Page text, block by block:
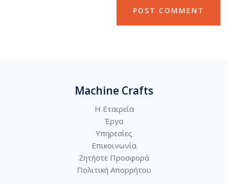
Machine Crafts
Η Εταιρεία
Έργα
Υπηρεσίες
Επικοινωνία
Ζητήστε Προσφορά
Πολιτική Απορρήτου